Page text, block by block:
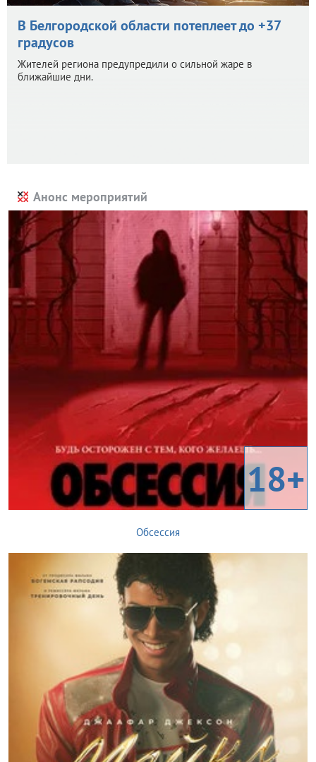
В Белгородской области потеплеет до +37
градусов
Жителей региона предупредили о сильной жаре в
ближайшие дни.
Анонс мероприятий
18+
Обсессия